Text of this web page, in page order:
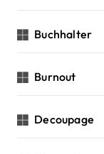
Buchhalter
Burnout
Decoupage